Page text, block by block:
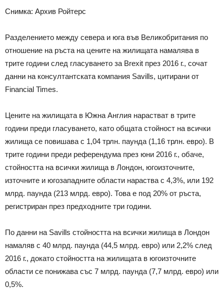
Снимка: Архив Ройтерс
Разделението между севера и юга във Великобритания по
отношение на ръста на цените на жилищата намалява в
трите години след гласуването за Brexit през 2016 г., сочат
данни на консултантската компания Savills, цитирани от
Financial Times.
Цените на жилищата в Южна Англия нарастват в трите
години преди гласуването, като общата стойност на всички
жилища се повишава с 1,04 трлн. паунда (1,16 трлн. евро). В
трите години преди референдума през юни 2016 г., обаче,
стойността на всички жилища в Лондон, югоизточните,
източните и югозападните области нараства с 4,3%, или 192
млрд. паунда (213 млрд. евро). Това е под 20% от ръста,
регистриран през предходните три години.
По данни на Savills стойността на всички жилища в Лондон
намаляв с 40 млрд. паунда (44,5 млрд. евро) или 2,2% след
2016 г., докато стойността на жилищата в югоизточните
области се понижава със 7 млрд. паунда (7,7 млрд. евро) или
0,5%.